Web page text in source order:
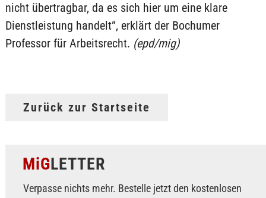
nicht übertragbar, da es sich hier um eine klare
Dienstleistung handelt“, erklärt der Bochumer
Professor für Arbeitsrecht. (epd/mig)
Zurück zur Startseite
MiGLETTER
Verpasse nichts mehr. Bestelle jetzt den kostenlosen